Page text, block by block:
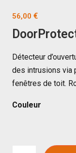
56,00 €
Détecteur
des intrusions via
fenêtres de toit.
Couleur